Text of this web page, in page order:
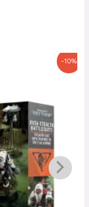
-10%